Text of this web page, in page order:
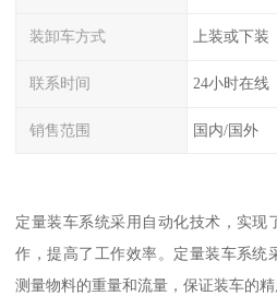
装卸车方式 上装或下装
联系时间 24小时在线
销售范围 国内/国外
定量装车系统采用自动化技术，实现
作，提高了工作效率。定量装车系统
测量物料的重量和流量，保证装车的精